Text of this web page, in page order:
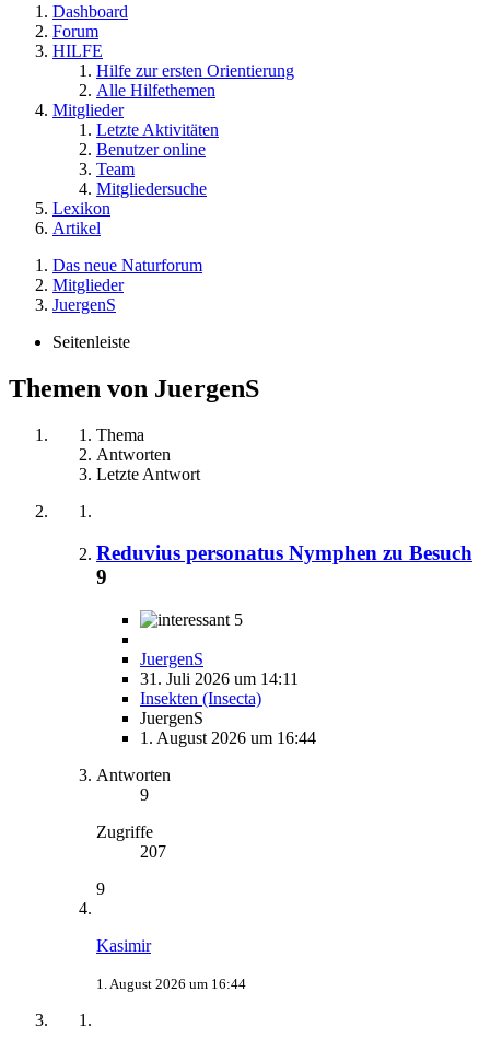
Dashboard
Forum
HILFE
Hilfe zur ersten Orientierung
Alle Hilfethemen
Mitglieder
Letzte Aktivitäten
Benutzer online
Team
Mitgliedersuche
Lexikon
Artikel
Das neue Naturforum
Mitglieder
JuergenS
Seitenleiste
Themen von JuergenS
Thema
Antworten
Letzte Antwort
Reduvius personatus Nymphen zu Besuch
9
5
JuergenS
31. Juli 2026 um 14:11
Insekten (Insecta)
JuergenS
1. August 2026 um 16:44
Antworten
9
Zugriffe
207
9
Kasimir
1. August 2026 um 16:44